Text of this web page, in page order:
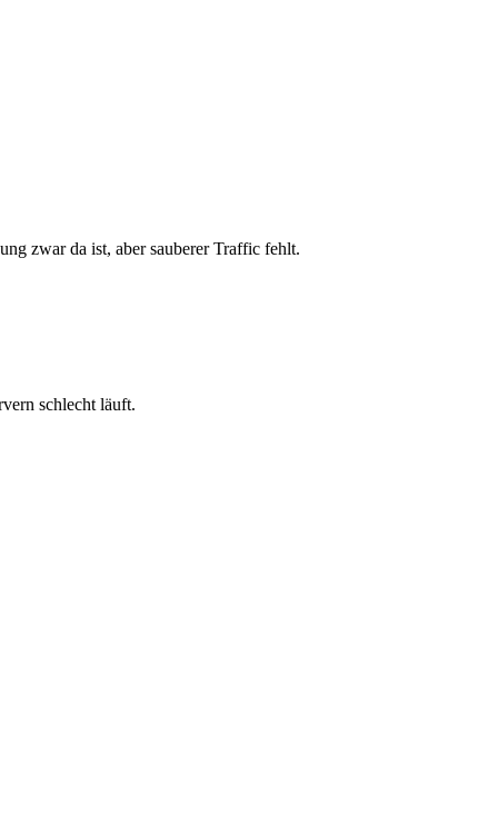
zwar da ist, aber sauberer Traffic fehlt.
schlecht läuft.